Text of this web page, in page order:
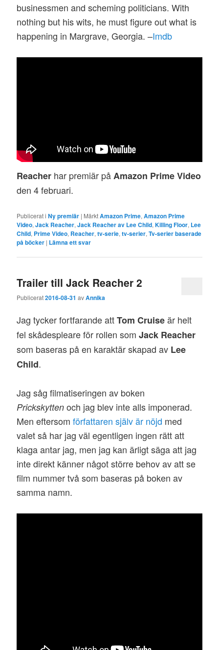
businessmen and scheming politicians. With
nothing but his wits, he must figure out what is
happening in Margrave, Georgia. –Imdb
Reacher har premiär påAmazon Prime Video
den 4 februari.
Publicerat i Ny premiär | MärktAmazon Prime,Amazon Prime
Video,Jack Reacher,Jack Reacher av Lee Child,Killing Floor, Lee
Child, Prime Video, Reacher,tv-serie,tv-serier,Tv-serier baserade
på böcker | Lämna ett svar
Trailer till Jack Reacher 2
Publicerat2016-08-31 avAnnika
Jag tycker fortfarande attTom Cruiseär helt
fel skådespleare för rollen somJack Reacher
som baseras på en karaktär skapad av Lee
Child.
Jag såg filmatiseringen av boken
Prickskytten och jag blev inte alls imponerad.
Men eftersomförfattaren själv är nöjd med
valet så har jag väl egentligen ingen rätt att
klaga antar jag, men jag kan ärligt säga att jag
inte direkt känner något större behov av att se
film nummer två som baseras på boken av
samma namn.